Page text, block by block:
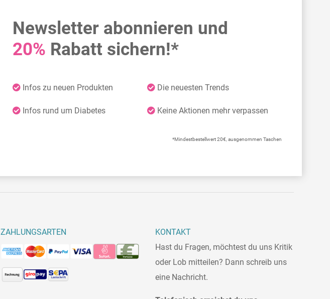
Newsletter abonnieren und
20% Rabatt sichern!*
Infos zu neuen Produkten Die neuesten Trends
Infos rund um Diabetes Keine Aktionen mehr verpassen
*Mindestbestellwert 20€, ausgenommen Taschen
ZAHLUNGSARTEN
KONTAKT
Hast du Fragen, möchtest du uns Kritik
oder Lob mitteilen? Dann schreib uns
eine Nachricht.